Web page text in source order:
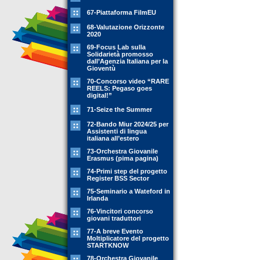
67-Piattaforma FilmEU
68-Valutazione Orizzonte
2020
69-Focus Lab sulla
Solidarietà promosso
dall’Agenzia Italiana per la
Gioventù
70-Concorso video “RARE
REELS: Pegaso goes
digital!”
71-Seize the Summer
72-Bando Miur 2024/25 per
Assistenti di lingua
italiana all’estero
73-Orchestra Giovanile
Erasmus (pima pagina)
74-Primi step del progetto
Register BSS Sector
75-Seminario a Wateford in
Irlanda
76-Vincitori concorso
giovani traduttori
77-A breve Evento
Moltiplicatore del progetto
STARTKNOW
78-Orchestra Giovanile